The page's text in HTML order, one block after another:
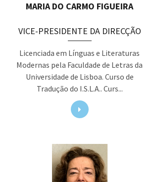
MARIA DO CARMO FIGUEIRA
VICE-PRESIDENTE DA DIRECÇÃO
Licenciada em Línguas e Literaturas
Modernas pela Faculdade de Letras da
Universidade de Lisboa. Curso de
Tradução do I.S.L.A.. Curs...